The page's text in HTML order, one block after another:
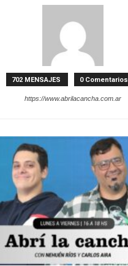
702 MENSAJES 0 Comentarios
https://www.abrilacancha.com.ar